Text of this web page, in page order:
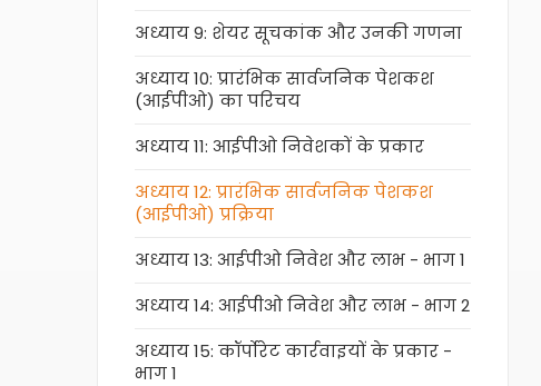
अध्याय 9: शेयर सूचकांक और उनकी गणना
अध्याय 10: प्रारंभिक सार्वजनिक पेशकश
(आईपीओ) का परिचय
अध्याय 11: आईपीओ निवेशकों के प्रकार
अध्याय 12: प्रारंभिक सार्वजनिक पेशकश
(आईपीओ) प्रक्रिया
अध्याय 13: आईपीओ निवेश और लाभ - भाग 1
अध्याय 14: आईपीओ निवेश और लाभ - भाग 2
अध्याय 15: कॉर्पोरेट कार्रवाइयों के प्रकार -
भाग 1